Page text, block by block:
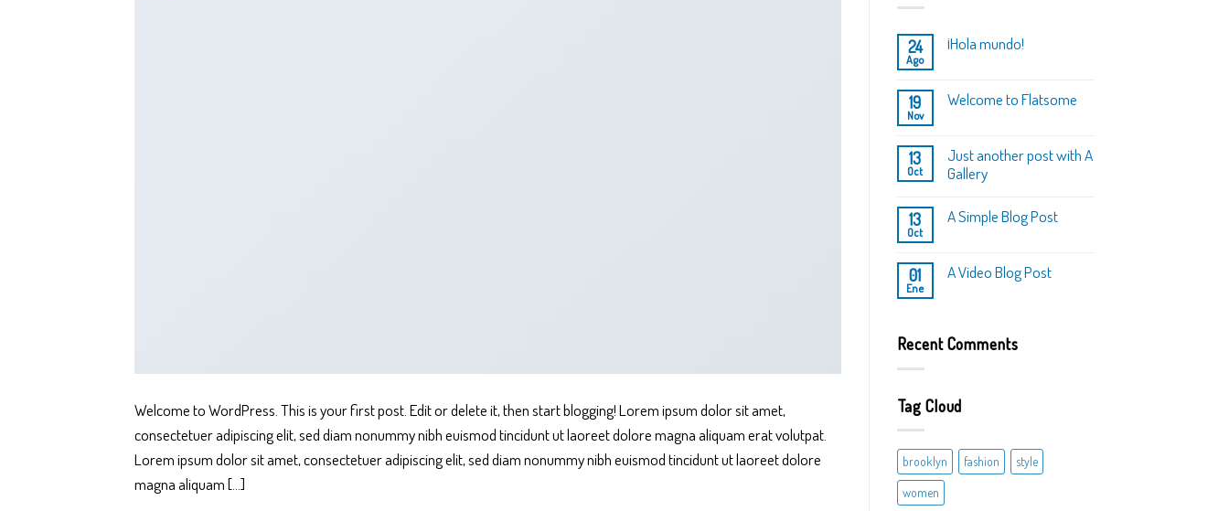
Welcome to WordPress. This is your first post. Edit or delete it, then start blogging! Lorem ipsum dolor sit amet,
consectetuer adipiscing elit, sed diam nonummy nibh euismod tincidunt ut laoreet dolore magna aliquam erat volutpat.
Lorem ipsum dolor sit amet, consectetuer adipiscing elit, sed diam nonummy nibh euismod tincidunt ut laoreet dolore
magna aliquam […]
24
Ago
¡Hola mundo!
19
Nov
Welcome to Flatsome
13
Oct
Just another post with A
Gallery
13
Oct
A Simple Blog Post
01
Ene
A Video Blog Post
Recent Comments
Tag Cloud
brooklyn fashion
style
women